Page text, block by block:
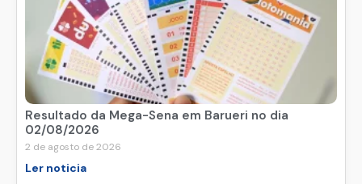
Resultado da Mega-Sena em Barueri no dia
02/08/2026
2 de agosto de 2026
Ler noticia